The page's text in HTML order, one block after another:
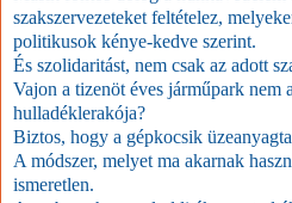
szakszervezeteket feltételez,
politikusok kénye-kedve szerint.
És szolidaritást, nem csak az adott
Vajon a tizenöt éves járműpark nem
hulladéklerakója?
Biztos, hogy a gépkocsik
A módszer, melyet ma akarnak
ismeretlen.